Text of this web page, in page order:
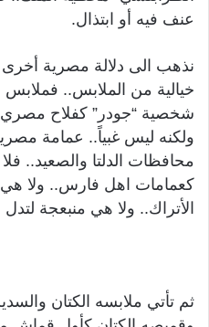
عنف فيه أو ابتذال.
نذهب الى دلالة مصرية
خيالية من الملابس.. فملابس
شخصية “جودر” كفلاح
ولكنه ليس غبياً.. عمامة
محافظات الدلتا والصعيد..
كعمامات اهل فارس.. ولا
الأتراك.. ولا هي منبعجة لتدل
ثم تأتي ملابسه الكتان